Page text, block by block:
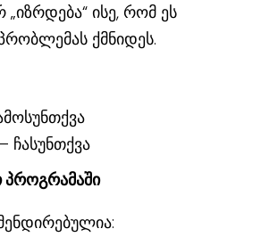
„იზრდება“ ისე, რომ ეს
ქმნიდეს.
ჩასუნთქვა
პროგრამაში